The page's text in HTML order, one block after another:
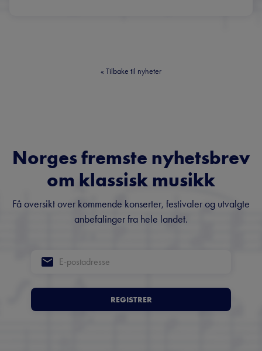
« Tilbake til nyheter
Norges fremste nyhetsbrev
om klassisk musikk
Få oversikt over kommende konserter, festivaler og utvalgte
anbefalinger fra hele landet.
REGISTRER